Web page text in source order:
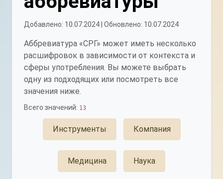
Добавлено: 10.07.2024 | Обновлено: 10.07.2024
Аббревиатура «СРГ» может иметь несколько
расшифровок в зависимости от контекста и
сферы употребления. Вы можете выбрать
одну из подходящих или посмотреть все
значения ниже.
Всего значений: 13
Инструменты Компания
Медицина Наука